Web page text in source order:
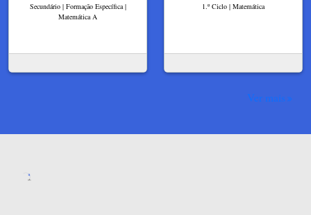
Secundário | Formação Específica |
Matemática A
1.º Ciclo | Matemática
Ver mais